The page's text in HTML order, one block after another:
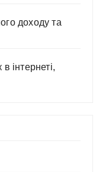
доходу та
інтернеті,